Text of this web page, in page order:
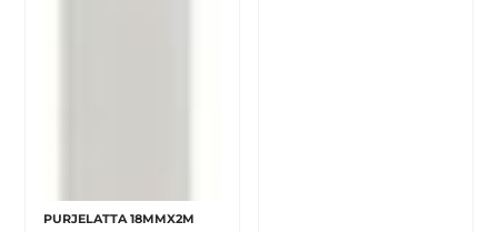
PURJELATTA 18MMX2M